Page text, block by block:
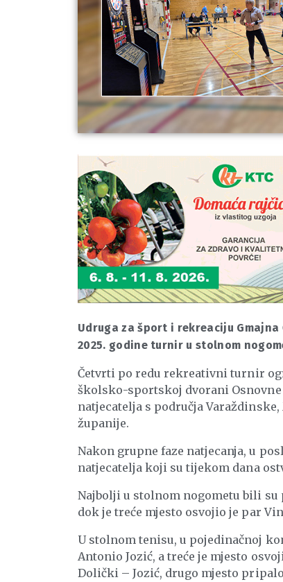
Udruga za šport i rekreaciju Gmajna
2025. godine turnir u stolnom
Četvrti po redu rekreativni turnir
školsko-sportskoj dvorani Osnovne
natjecatelja s područja
županije.
Nakon grupne faze natjecanja, u
natjecatelja koji su tijekom dana
Najbolji u stolnom nogometu bili
dok je treće mjesto osvojio je par
U stolnom tenisu, u pojedinačnoj
Antonio Jozić, a treće je mjesto
Dolički – Jozić, drugo mjesto